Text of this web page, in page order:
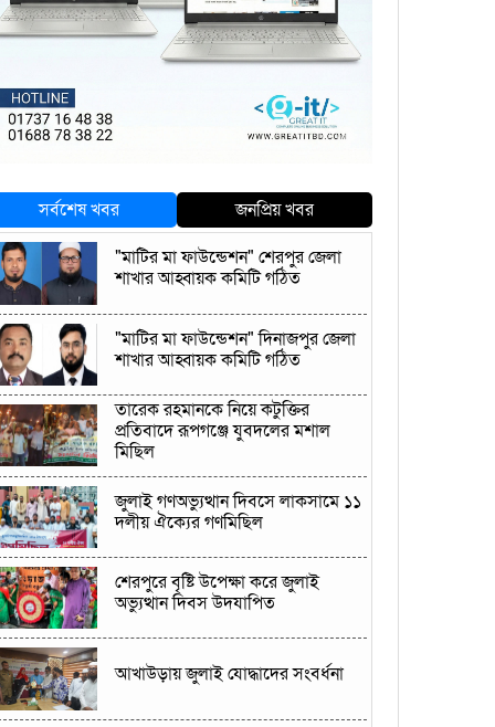
সর্বশেষ খবর
জনপ্রিয় খবর
"মাটির মা ফাউন্ডেশন" শেরপুর জেলা
শাখার আহ্বায়ক কমিটি গঠিত
"মাটির মা ফাউন্ডেশন" দিনাজপুর জেলা
শাখার আহ্বায়ক কমিটি গঠিত
তারেক রহমানকে নিয়ে কটুক্তির
প্রতিবাদে রূপগঞ্জে যুবদলের মশাল
মিছিল
জুলাই গণঅভ্যুত্থান দিবসে লাকসামে ১১
দলীয় ঐক্যের গণমিছিল
শেরপুরে বৃষ্টি উপেক্ষা করে জুলাই
অভ্যুত্থান দিবস উদযাপিত
আখাউড়ায় জুলাই যোদ্ধাদের সংবর্ধনা